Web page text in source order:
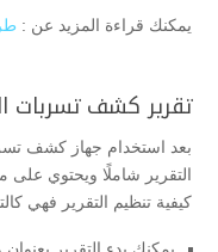
يمكنك قراءة المزيد عن :
تقرير كشف تسربات
بعد استخدام جهاز كشف
التقرير شاملًا ويحتوي على
كيفية تنظيم التقرير فهي